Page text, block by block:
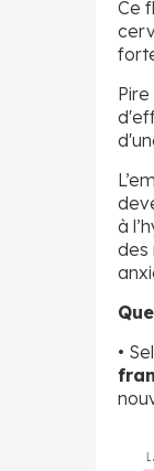
Ce
à
des
•